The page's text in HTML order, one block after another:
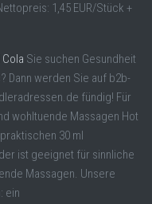
1,45 EUR/Stück +
Sie suchen Gesundheit
Dann werden Sie auf b2b-
fündig! Für
wohltuende Massagen Hot
30 ml
ist geeignet für sinnliche
Massagen. Unsere
ein